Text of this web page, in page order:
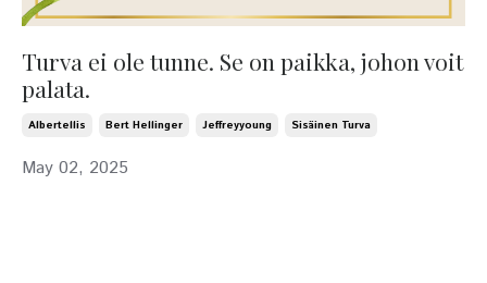
Turva ei ole tunne. Se on paikka, johon voit
palata.
Albertellis Bert Hellinger Jeffreyyoung Sisäinen Turva
May 02, 2025